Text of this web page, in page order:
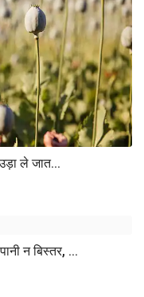
ले जात...
न बिस्तर, ...